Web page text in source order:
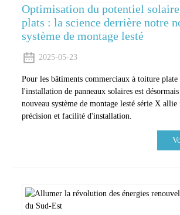
Optimisation du potentiel
plats : la science derrière notre
système de montage lesté
2025-05-23
Pour les bâtiments commerciaux à toiture plate
l'installation de panneaux solaires est
nouveau système de montage lesté série X
précision et facilité d'installation.